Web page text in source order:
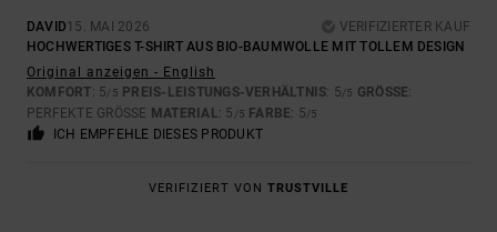
DAVID15. MAI 2026
VERIFIZIERTER KAUF
HOCHWERTIGES T-SHIRT AUS BIO-BAUMWOLLE MIT TOLLEM DESIGN
Original anzeigen - English
KOMFORT: 5/5 PREIS-LEISTUNGS-VERHÄLTNIS: 5/5 GRÖSSE :
PERFEKTE GRÖSSE MATERIAL: 5 /5 FARBE: 5/5
ICH EMPFEHLE DIESES PRODUKT
VERIFIZIERT VON TRUSTVILLE